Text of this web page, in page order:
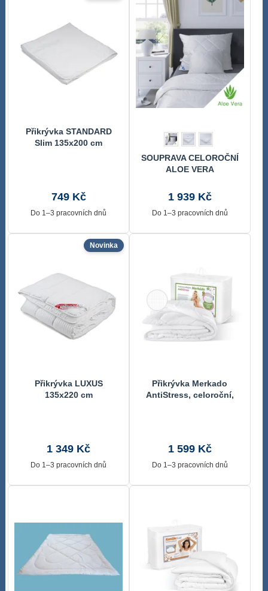
Přikrývka STANDARD
Slim 135x200 cm
749 Kč
Do 1–3 pracovních dnů
SOUPRAVA CELOROČNÍ
ALOE VERA
140x200, 70x90cm AKCE
1 939 Kč
Do 1–3 pracovních dnů
Přikrývka LUXUS
135x220 cm
Novinka
1 349 Kč
Do 1–3 pracovních dnů
Přikrývka Merkado
AntiStress, celoroční,
1 599 Kč
Do 1–3 pracovních dnů